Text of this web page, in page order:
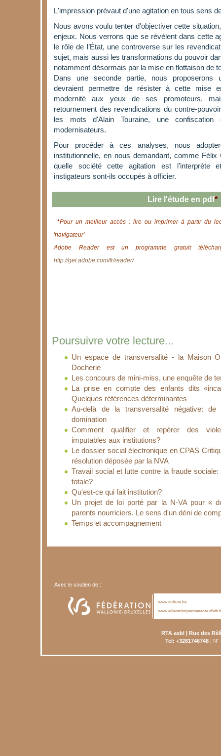
L'impression prévaut d'une agitation en tous sens
Nous avons voulu tenter d'objectiver cette
enjeux. Nous verrons que se révèlent dans cette
le rôle de l’État, une controverse sur les
sujet, mais aussi les transformations du pouvoir
notamment désormais par la mise en flottaison de
Dans une seconde partie, nous proposerons
devraient permettre de résister à cette mise
modernité aux yeux de ses promoteurs,
retournement des revendications du contre-
les mots d'Alain Touraine, une
modernisateurs.
Pour procéder à ces analyses, nous
institutionnelle, en nous demandant, comme
quelle société cette agitation est l'interprète
instigateurs sont-ils occupés à officier.
Lire l'étude en pdf*
*Pour un meilleur accès : lire ou imprimer à partir du
'navigateur'
Adobe Reader est un programme gratuit
http://get.adobe.com/fr/reader/
Poursuivre votre lecture...
Un espace de transversalité - la Maison
Docherie
Les concours de mini-miss, une enquête de
La prise en compte des enfants dits
Quelques références déterminantes
Au-delà de la transversalité négative: de
domination
Comment qualifier et repérer des
imputables aux institutions?
Le dossier social électronique en CPAS
résolution déposée par la NVA
Travail social et lutte contre la fraude
totale?
Qu'est-ce qui fait institution?
Un projet de loi porté par la N-VA pour «
parents nourriciers. Le sens d'un déni de
Temps et accompagnement
Avec le soutien de :
www.culture.be
RTA asbl | Rue des
Tel: +3281746748| N°